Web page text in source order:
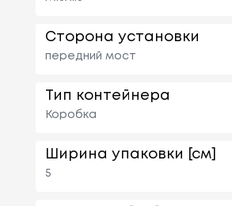
Сторона установки
передний мост
Тип контейнера
Коробка
Ширина упаковки [см]
5